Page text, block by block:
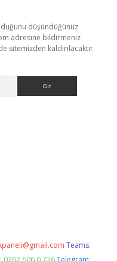
düşündüğünüz
adresine bildirmeniz
sitemizden kaldırılacaktır.
Teams: